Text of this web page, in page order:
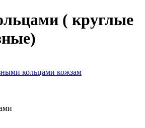
( круглые
кольцами кожзам